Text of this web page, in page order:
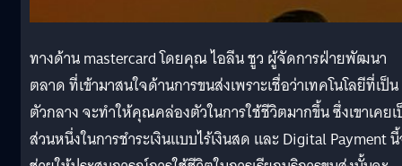
ทางด้าน mastercard โดยคุณ ไอลีน ชูว ผู้จัดการฝ่ายพัฒนา
ตลาด ที่เข้ามาสนใจด้านการขนส่งเพราะเชื่อว่าเทคโนโลยีที่เป็น
ตัวกลาง จะทำให้คุณคล่องตัวในการใช้ชีวิตมากขึ้น ซึ่งเขาเคย
ส่วนหนึ่งในการชำระเงินแบบไร้เงินสด และ Digital Payment